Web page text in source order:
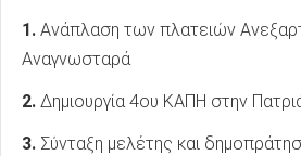
1. Ανάπλαση των πλατειών
Αναγνωσταρά
2. Δημιουργία 4ου ΚΑΠΗ στην
3. Σύνταξη μελέτης και